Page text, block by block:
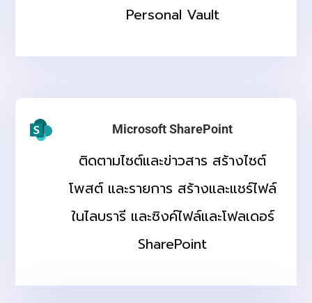
Personal Vault
Microsoft SharePoint
ติดตามไซต์และข่าวสาร สร้างไซต์
โพสต์ และรายการ สร้างและแชร์ไฟล์
ในไลบรารี และซิงค์ไฟล์และโฟลเดอร์
SharePoint